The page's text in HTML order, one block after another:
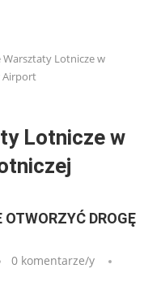
Warsztaty Lotnicze w
Airport
Lotnicze w
DROGĘ
0 komentarze/y